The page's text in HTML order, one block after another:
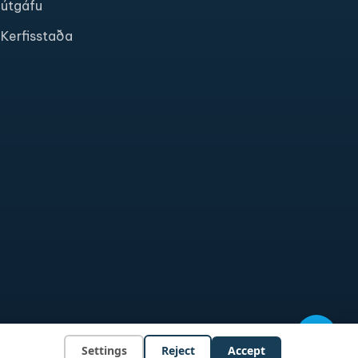
útgáfu
Kerfisstaða
Settings Reject Accept